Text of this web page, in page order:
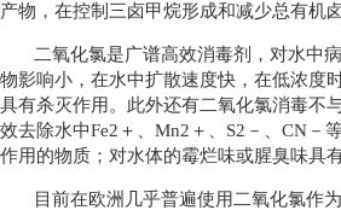
产物，在控制三卤甲烷形成和减少总有机
二氧化氯是广谱高效消毒剂，对水中
物影响小，在水中扩散速度快，在低浓度
具有杀灭作用。此外还有二氧化氯消毒不
效去除水中Fe2＋、Mn2＋、S2－、CN－
作用的物质；对水体的霉烂味或腥臭味具
目前在欧洲几乎普遍使用二氧化氯作